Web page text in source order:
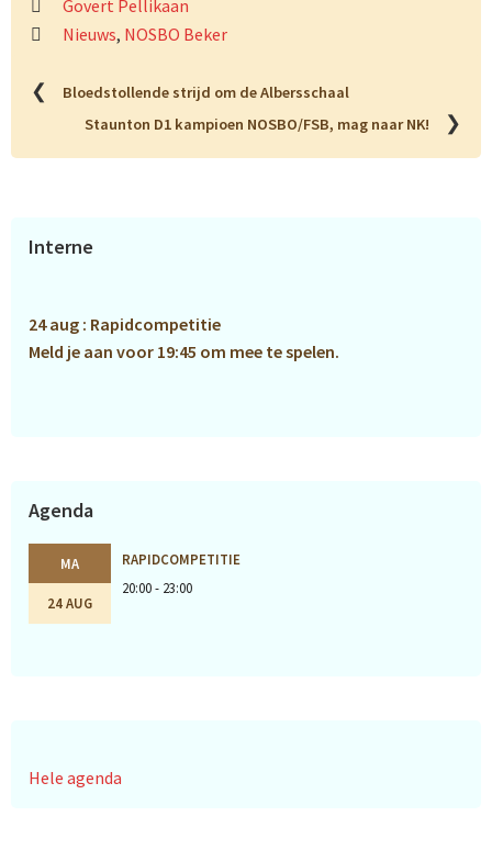
Govert Pellikaan
Nieuws, NOSBO Beker
❮
Bloedstollende strijd om de Albersschaal
Staunton D1 kampioen NOSBO/FSB, mag naar NK!
❯
Primaire
Interne
24 aug : Rapidcompetitie
Meld je aan voor 19:45 om mee te spelen.
Agenda
MA
24 AUG
RAPIDCOMPETITIE
20:00 - 23:00
Hele agenda